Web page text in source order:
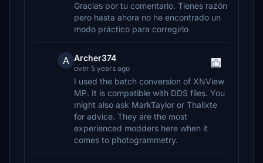
Gracias por tu comentario. Tienes razón
pero hasta ahora no he encontrado un
modo práctico para corregirlo
A Archer374
over 5 years ago
I used the batch conversion of XNView
MP. It is compatible with DDS files. You
might also ask MarkTaylor or Thalixte
for advice. They are the most
experienced modders here when it
comes to photogrammetry.